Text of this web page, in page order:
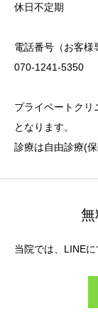
休日不定期
電話番号（お客様
070-1241-5350
プライベートクリ
となります。
診療は自由診療(
無
当院では、LINE